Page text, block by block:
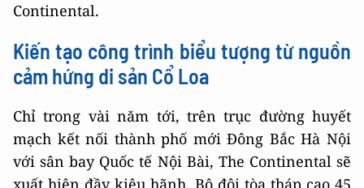
Continental.
Kiến tạo công trình biểu tượng từ nguồn
cảm hứng di sản Cổ Loa
Chỉ trong vài năm tới, trên trục đường huyết
mạch kết nối thành phố mới Đông Bắc Hà Nội
với sân bay Quốc tế Nội Bài, The Continental sẽ
xuất hiện đầy kiêu hãnh. Bộ đôi tòa tháp cao 45